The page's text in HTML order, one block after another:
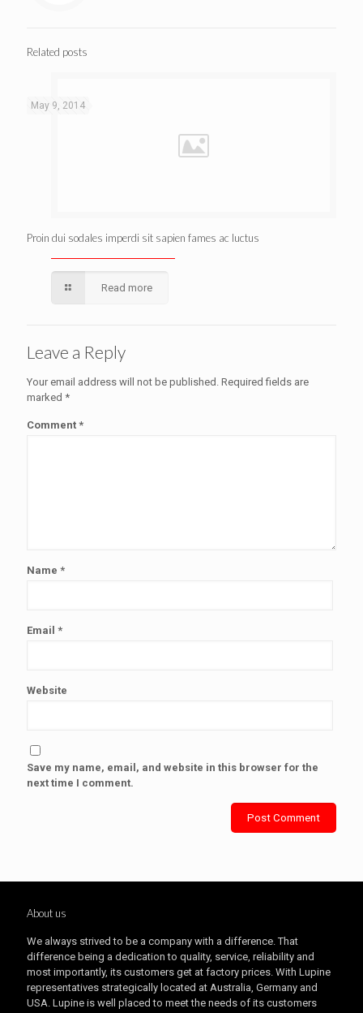
Related posts
May 9, 2014
Proin dui sodales imperdi sit sapien fames ac luctus
Read more
Leave a Reply
Your email address will not be published. Required fields are
marked *
Comment *
Name *
Email *
Website
Save my name, email, and website in this browser for the
next time I comment.
About us
We always strived to be a company with a difference. That
difference being a dedication to quality, service, reliability and
most importantly, its customers get at factory prices. With Lupine
representatives strategically located at Australia, Germany and
USA. Lupine is well placed to meet the needs of its customers